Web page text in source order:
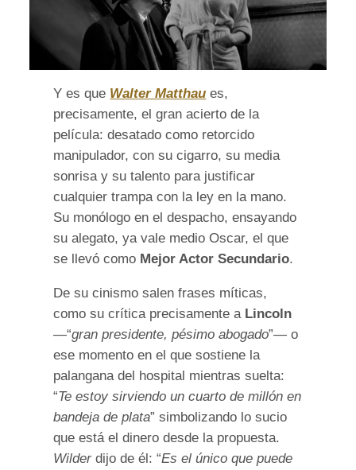
Y es que Walter Matthau es,
precisamente, el gran acierto de la
película: desatado como retorcido
manipulador, con su cigarro, su media
sonrisa y su talento para justificar
cualquier trampa con la ley en la mano.
Su monólogo en el despacho, ensayando
su alegato, ya vale medio Oscar, el que
se llevó como Mejor Actor Secundario.
De su cinismo salen frases míticas,
como su crítica precisamente a Lincoln
—“gran presidente, pésimo abogado”— o
ese momento en el que sostiene la
palangana del hospital mientras suelta:
“Te estoy sirviendo un cuarto de millón en
bandeja de plata” simbolizando lo sucio
que está el dinero desde la propuesta.
Wilderdijo de él: “Es el único que puede